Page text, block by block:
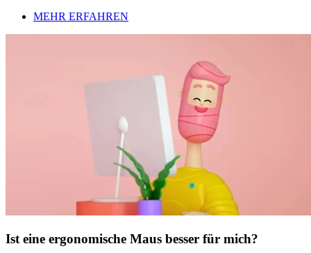
MEHR ERFAHREN
Ist eine ergonomische Maus besser für mich?